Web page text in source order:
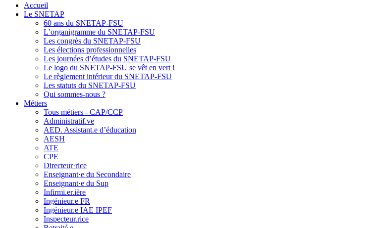
Accueil
Le SNETAP
60 ans du SNETAP-FSU
L’organigramme du SNETAP-FSU
Les congrès du SNETAP-FSU
Les élections professionnelles
Les journées d’études du SNETAP-FSU
Le logo du SNETAP-FSU se vêt en vert !
Le règlement intérieur du SNETAP-FSU
Les statuts du SNETAP-FSU
Qui sommes-nous ?
Métiers
Tous métiers - CAP/CCP
Administratif.ve
AED. Assistant.e d’éducation
AESH
ATE
CPE
Directeur·rice
Enseignant·e du Secondaire
Enseignant·e du Sup
Infirmi.er.ière
Ingénieur.e FR
Ingénieur.e IAE IPEF
Inspecteur.rice